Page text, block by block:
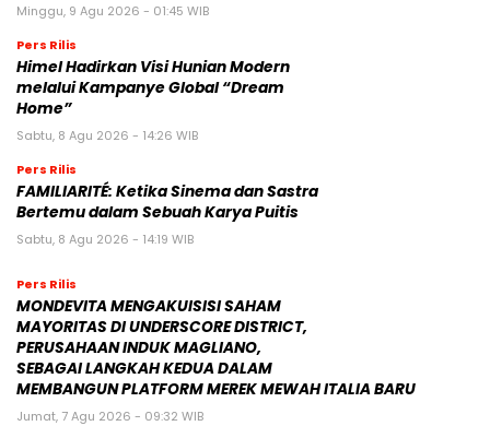
Minggu, 9 Agu 2026 - 01:45 WIB
Pers Rilis
Himel Hadirkan Visi Hunian Modern
melalui Kampanye Global “Dream
Home”
Sabtu, 8 Agu 2026 - 14:26 WIB
Pers Rilis
FAMILIARITÉ: Ketika Sinema dan Sastra
Bertemu dalam Sebuah Karya Puitis
Sabtu, 8 Agu 2026 - 14:19 WIB
Pers Rilis
MONDEVITA MENGAKUISISI SAHAM
MAYORITAS DI UNDERSCORE DISTRICT,
PERUSAHAAN INDUK MAGLIANO,
SEBAGAI LANGKAH KEDUA DALAM
MEMBANGUN PLATFORM MEREK MEWAH ITALIA BARU
Jumat, 7 Agu 2026 - 09:32 WIB